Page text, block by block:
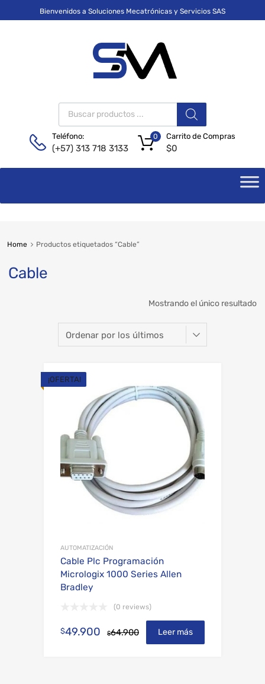
Bienvenidos a Soluciones Mecatrónicas y Servicios SAS
Teléfono:
(+57) 313 718 3133
Carrito de Compras
$0
0
Home Productos etiquetados “Cable”
Cable
Mostrando el único resultado
¡OFERTA!
AUTOMATIZACIÓN
Cable Plc Programación
Micrologix 1000 Series Allen
Bradley
(0 reviews)
$64.900
$49.900 Leer más